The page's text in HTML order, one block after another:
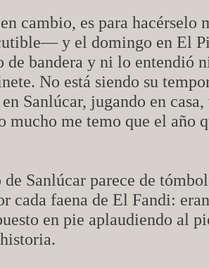
cambio, es para
y el domingo en El
de bandera y ni lo entendió
No está siendo su
Sanlúcar, jugando en
mucho me temo que el año
Sanlúcar parece de
cada faena de El Fandi:
en pie aplaudiendo al